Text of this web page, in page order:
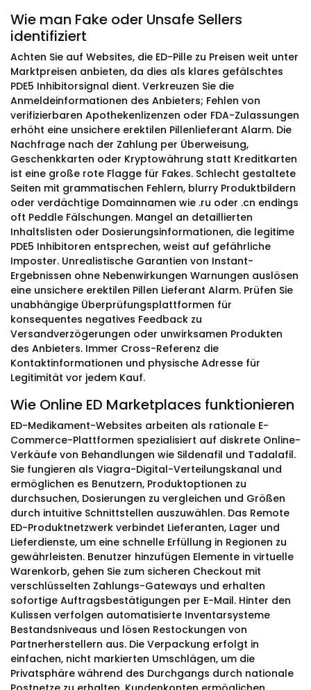
Wie man Fake oder Unsafe Sellers
identifiziert
Achten Sie auf Websites, die ED-Pille zu Preisen weit unter
Marktpreisen anbieten, da dies als klares gefälschtes
PDE5 Inhibitorsignal dient. Verkreuzen Sie die
Anmeldeinformationen des Anbieters; Fehlen von
verifizierbaren Apothekenlizenzen oder FDA-Zulassungen
erhöht eine unsichere erektilen Pillenlieferant Alarm. Die
Nachfrage nach der Zahlung per Überweisung,
Geschenkkarten oder Kryptowährung statt Kreditkarten
ist eine große rote Flagge für Fakes. Schlecht gestaltete
Seiten mit grammatischen Fehlern, blurry Produktbildern
oder verdächtige Domainnamen wie .ru oder .cn endings
oft Peddle Fälschungen. Mangel an detaillierten
Inhaltslisten oder Dosierungsinformationen, die legitime
PDE5 Inhibitoren entsprechen, weist auf gefährliche
Imposter. Unrealistische Garantien von Instant-
Ergebnissen ohne Nebenwirkungen Warnungen auslösen
eine unsichere erektilen Pillen Lieferant Alarm. Prüfen Sie
unabhängige Überprüfungsplattformen für
konsequentes negatives Feedback zu
Versandverzögerungen oder unwirksamen Produkten
des Anbieters. Immer Cross-Referenz die
Kontaktinformationen und physische Adresse für
Legitimität vor jedem Kauf.
Wie Online ED Marketplaces funktionieren
ED-Medikament-Websites arbeiten als rationale E-
Commerce-Plattformen spezialisiert auf diskrete Online-
Verkäufe von Behandlungen wie Sildenafil und Tadalafil.
Sie fungieren als Viagra-Digital-Verteilungskanal und
ermöglichen es Benutzern, Produktoptionen zu
durchsuchen, Dosierungen zu vergleichen und Größen
durch intuitive Schnittstellen auszuwählen. Das Remote
ED-Produktnetzwerk verbindet Lieferanten, Lager und
Lieferdienste, um eine schnelle Erfüllung in Regionen zu
gewährleisten. Benutzer hinzufügen Elemente in virtuelle
Warenkorb, gehen Sie zum sicheren Checkout mit
verschlüsselten Zahlungs-Gateways und erhalten
sofortige Auftragsbestätigungen per E-Mail. Hinter den
Kulissen verfolgen automatisierte Inventarsysteme
Bestandsniveaus und lösen Restockungen von
Partnerherstellern aus. Die Verpackung erfolgt in
einfachen, nicht markierten Umschlägen, um die
Privatsphäre während des Durchgangs durch nationale